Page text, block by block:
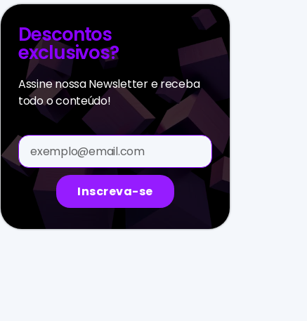
Descontos
exclusivos?
Assine nossa Newsletter e receba
todo o conteúdo!
Inscreva-se